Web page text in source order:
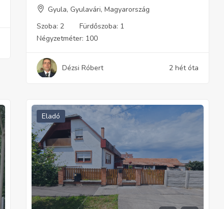
Gyula, Gyulavári, Magyarország
Szoba: 2 Fürdőszoba: 1
Négyzetméter: 100
Dézsi Róbert 2 hét óta
Eladó